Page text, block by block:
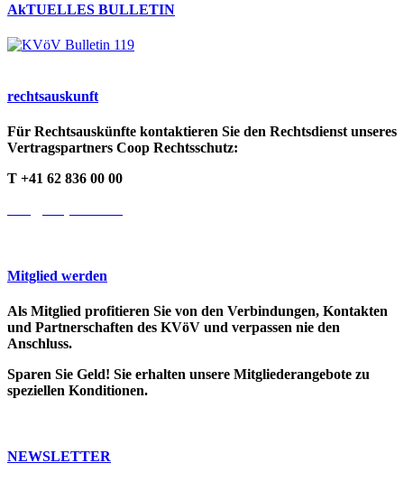
AkTUELLES BULLETIN
rechts­auskunft
Für Rechtsauskünfte kontaktieren Sie den Rechtsdienst unseres
Vertragspartners Coop Rechtsschutz:
T +41 62 836 00 00
Mitglied werden
Als Mitglied profitieren Sie von den Verbindungen, Kontakten
und Partnerschaften des KVöV und verpassen nie den
Anschluss.
Sparen Sie Geld! Sie erhalten unsere Mitgliederangebote zu
speziellen Konditionen.
NEWSLETTER